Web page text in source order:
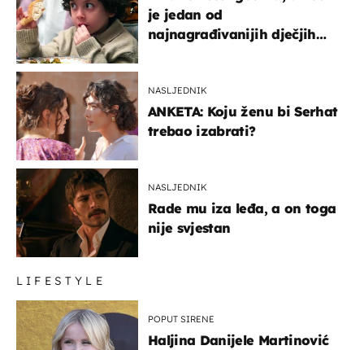
je jedan od
najnagrađivanijih dječjih
NASLJEDNIK
ANKETA: Koju ženu bi Serhat
trebao izabrati?
NASLJEDNIK
Rade mu iza leđa, a on toga
nije svjestan
LIFESTYLE
POPUT SIRENE
Haljina Danijele Martinović